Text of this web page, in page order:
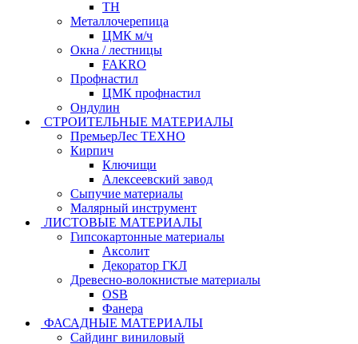
ТН
Металлочерепица
ЦМК м/ч
Окна / лестницы
FAKRO
Профнастил
ЦМК профнастил
Ондулин
СТРОИТЕЛЬНЫЕ МАТЕРИАЛЫ
ПремьерЛес ТЕХНО
Кирпич
Ключищи
Алексеевский завод
Сыпучие материалы
Малярный инструмент
ЛИСТОВЫЕ МАТЕРИАЛЫ
Гипсокартонные материалы
Аксолит
Декоратор ГКЛ
Древесно-волокнистые материалы
OSB
Фанера
ФАСАДНЫЕ МАТЕРИАЛЫ
Сайдинг виниловый